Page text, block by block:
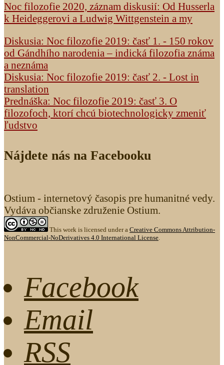
Noc filozofie 2020, záznam diskusií: Od Husserla
k Heideggerovi a Ludwig Wittgenstein a my
Diskusia: Noc filozofie 2019: časť 1. - 150 rokov
od Gándhího narodenia – indická filozofia známa
a neznáma
Diskusia: Noc filozofie 2019: časť 2. - Lost in
translation
Prednáška: Noc filozofie 2019: časť 3. O
filozofoch, ktorí chcú biotechnologicky zmeniť
ľudstvo
Nájdete nás na Facebooku
Ostium - internetový časopis pre humanitné vedy.
Vydáva občianske združenie Ostium.
This work is licensed under a Creative Commons Attribution-
NonCommercial-NoDerivatives 4.0 International License.
Facebook
Email
RSS